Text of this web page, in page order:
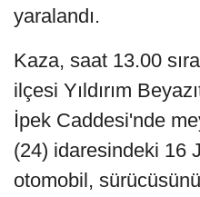
yaralandı.
Kaza, saat 13.00
ilçesi Yıldırım
İpek Caddesi'nde
(24) idaresindeki 16
otomobil,